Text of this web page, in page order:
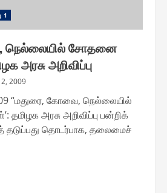
1
நெல்லையில் சோதனை
அரசு அறிவிப்பு
2009
“மதுரை, கோவை, நெல்லையில்
அரசு அறிவிப்பு பன்றிக்
தடுப்பது தொடர்பாக, தலைமைச்